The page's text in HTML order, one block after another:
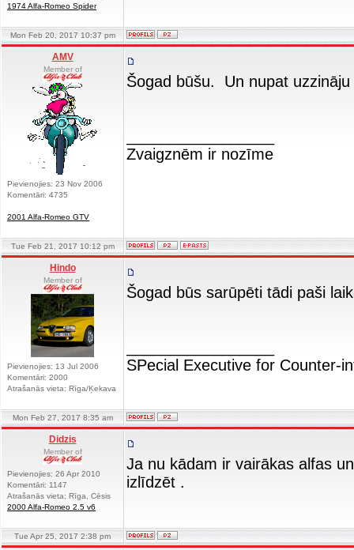
1974 Alfa-Romeo Spider
Mon Feb 20, 2017 10:37 pm
AMV
Member of
Pievienojies: 23 Nov 2006
Komentāri: 4735
2001 Alfa-Romeo GTV
Šogad būšu. Un nupat
Zvaigznēm ir nozīme
Tue Feb 21, 2017 10:12 pm
Hindo
Member of
Pievienojies: 13 Jul 2006
Komentāri: 2000
Atrašanās vieta: Rīga/Ķekava
Šogad būs sarūpēti tādi paši
SPecial Executive for Counter-
Mon Feb 27, 2017 8:35 am
Didzis
Member of
Pievienojies: 26 Apr 2010
Komentāri: 1147
Atrašanās vieta: Rīga, Cēsis
2000 Alfa-Romeo 2.5 v6
Ja nu kādam ir vairākas alfas
izlīdzēt .
Tue Apr 25, 2017 2:38 pm